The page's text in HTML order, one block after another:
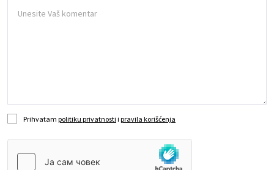
Prihvatam politiku privatnosti i pravila korišćenja